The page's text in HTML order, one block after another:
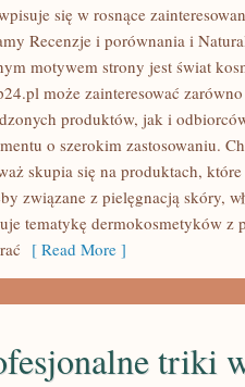
się w rosnące
Recenzje i porównania i
motywem strony jest świat
może zainteresować
produktów, jak i
o szerokim zastosowaniu.
skupia się na produktach,
związane z pielęgnacją skóry,
tematykę dermokosmetyków z
[ Read More ]
triki